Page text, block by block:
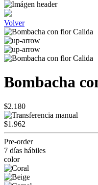
Volver
Bombacha
$2.180
$1.962
Pre-order
7 días hábiles
color